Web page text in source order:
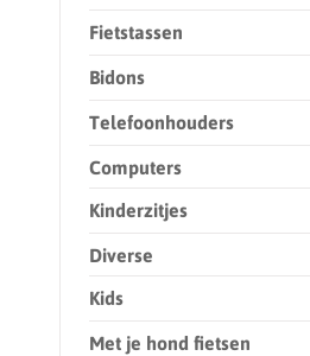
Fietstassen
Bidons
Telefoonhouders
Computers
Kinderzitjes
Diverse
Kids
Met je hond fietsen